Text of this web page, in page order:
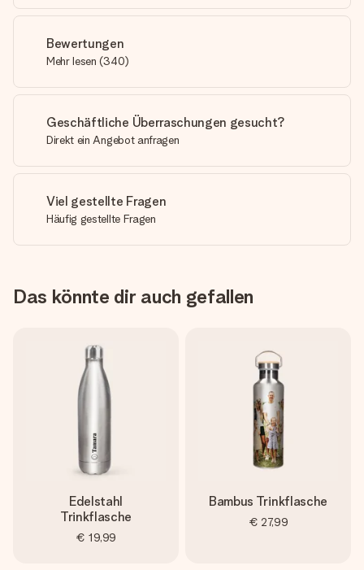
Bewertungen
Mehr lesen (340)
Geschäftliche Überraschungen gesucht?
Direkt ein Angebot anfragen
Viel gestellte Fragen
Häufig gestellte Fragen
Das könnte dir auch gefallen
Edelstahl
Trinkflasche
€ 19,99
Bambus Trinkflasche
€ 27,99